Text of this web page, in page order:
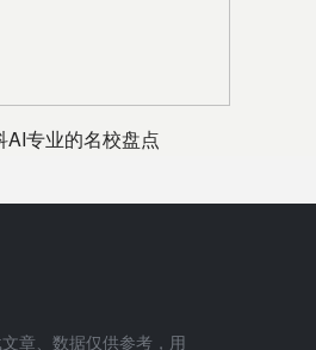
AI专业的名校盘点
章、数据仅供参考，用